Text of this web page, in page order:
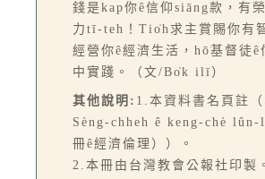
錢是kap你ê信仰siāng款，有
力tī-teh！Tio̍h求主賞賜你有
經營你ê經濟生活，hō͘基督徒
中實踐。（文/Bo̍k ilī）
其他說明: 1.本資料書名頁註
Sèng-chheh ê keng-chè lûn-
冊ê經濟倫理））。
2.本冊由台灣教會公報社印製。